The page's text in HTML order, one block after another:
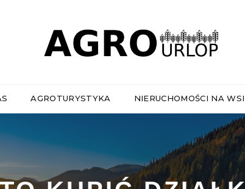
AGROTURYSTYKA NIERUCHOMOŚCI NA WSI